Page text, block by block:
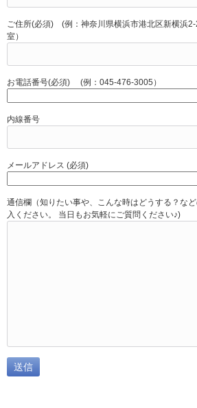
ご住所(必須) (例：神奈川県横浜市港北区新横浜
室）
お電話番号(必須) (例：045-476-3005）
内線番号
メールアドレス (必須)
通信欄（知りたい事や、こんな時はどうする？な
入ください。 当日もお気軽にご質問ください♪)